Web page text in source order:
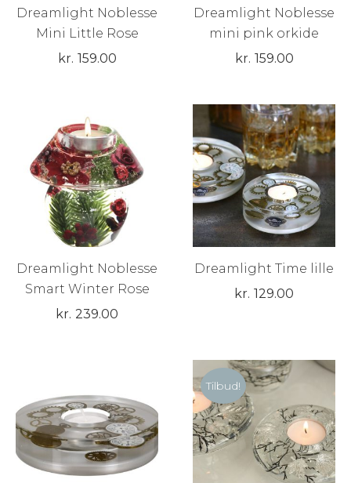
Dreamlight Noblesse
Mini Little Rose
kr. 159.00
Dreamlight Noblesse
mini pink orkide
kr. 159.00
Dreamlight Noblesse
Smart Winter Rose
kr. 239.00
Dreamlight Time lille
kr. 129.00
Tilbud!